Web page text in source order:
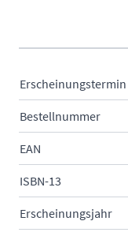
Erscheinungstermin
Bestellnummer
EAN
ISBN-13
Erscheinungsjahr